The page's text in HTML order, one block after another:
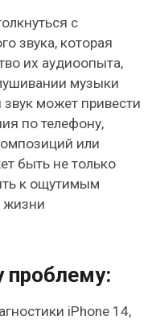
с
звука, которая
их аудиоопыта,
музыки
может привести
по телефону,
или
быть не только
к ощутимым
жизни
iPhone 14,